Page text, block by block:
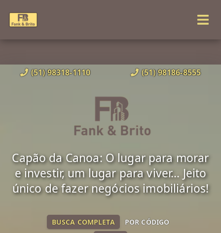
(51) 98318-1110 (51) 98186-8555
Capão da Canoa: O lugar para morar
e investir, um lugar para viver... Jeito
único de fazer negócios imobiliários!
BUSCA COMPLETA POR CÓDIGO